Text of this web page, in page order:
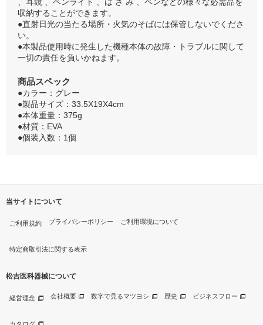
収納することができます。
●直射日光の当たる場所・火気のそばには保管しないでくださ
い。
●本製品使用時に発生した機種本体の故障・トラブルに関して
一切の責任を負いかねます。
商品スペック
●カラー：グレー
●製品サイズ：33.5X19X4cm
●本体重量：375g
●材質：EVA
●個装入数：1個
当サイトについて
ご利用規約 プライバシーポリシー ご利用環境について
特定商取引法に関する表示
松吉医科器械について
経営理念 会社概要 数字で見るマツヨシ 歴史 ビジネスフロー